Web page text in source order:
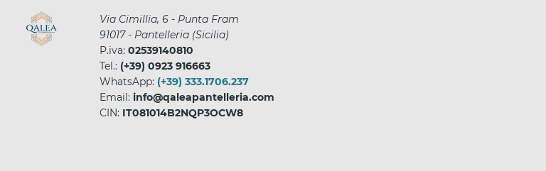
Via Cimillia, 6 - Punta Fram
91017- Pantelleria (Sicilia)
P.iva:02539140810
Tel.: (+39) 0923 916663
WhatsApp: (+39) 333.1706.237
Email:info@qaleapantelleria.com
CIN: IT081014B2NQP3OCW8